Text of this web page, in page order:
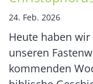
24. Feb. 2026
Heute haben
unseren
kommenden